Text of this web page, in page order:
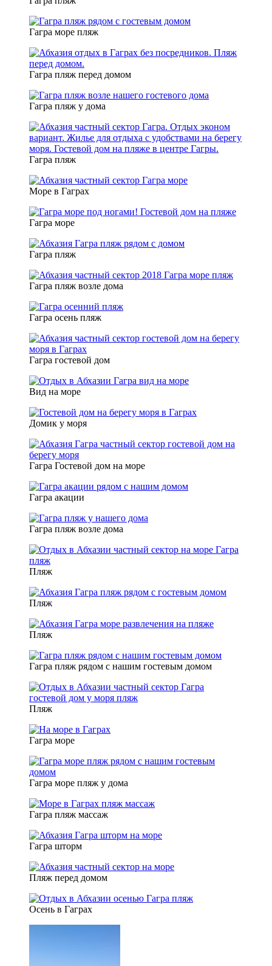
Гагра море пляж
Гагра пляж перед домом
Гагра пляж у дома
Гагра пляж
Море в Гаграх
Гагра море
Гагра пляж
Гагра пляж возле дома
Гагра осень пляж
Гагра гостевой дом
Вид на море
Домик у моря
Гагра Гостевой дом на море
Гагра акации
Гагра пляж возле дома
Пляж
Пляж
Пляж
Гагра пляж рядом с нашим гостевым домом
Пляж
Гагра море
Гагра море пляж у дома
Гагра пляж массаж
Гагра шторм
Пляж перед домом
Осень в Гаграх